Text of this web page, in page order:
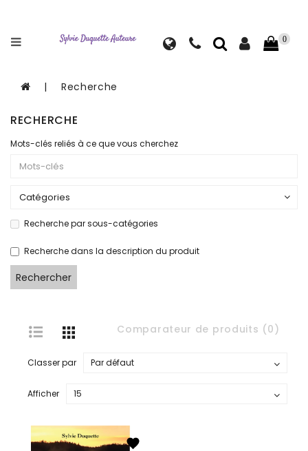
de
personnelle
Livre
0
Recherche
RECHERCHE
Mots-clés reliés à ce que vous cherchez
Recherche par sous-catégories
Recherche dans la description du produit
Comparateur de produits (0)
Classer par
Afficher